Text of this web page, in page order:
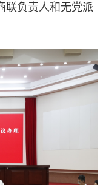
联负责人和无党派